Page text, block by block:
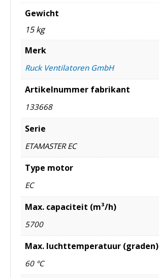
Gewicht
15 kg
Merk
Ruck Ventilatoren GmbH
Artikelnummer fabrikant
133668
Serie
ETAMASTER EC
Type motor
EC
Max. capaciteit (m³/h)
5700
Max. luchttemperatuur (graden)
60 °C